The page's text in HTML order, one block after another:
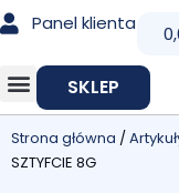
Panel klienta
SKLEP
Strona główna /
SZTYFCIE 8G